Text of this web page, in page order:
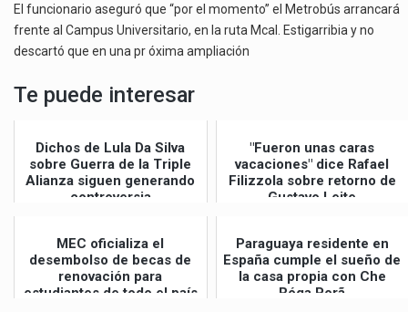
El funcionario aseguró que “por el momento” el Metrobús arrancará
frente al Campus Universitario, en la ruta Mcal. Estigarribia y no
descartó que en una pr óxima ampliación
Te puede interesar
Dichos de Lula Da Silva
sobre Guerra de la Triple
Alianza siguen generando
controversia
"Fueron unas caras
vacaciones" dice Rafael
Filizzola sobre retorno de
Gustavo Leite
MEC oficializa el
desembolso de becas de
renovación para
estudiantes de todo el país
Paraguaya residente en
España cumple el sueño de
la casa propia con Che
Róga Porã